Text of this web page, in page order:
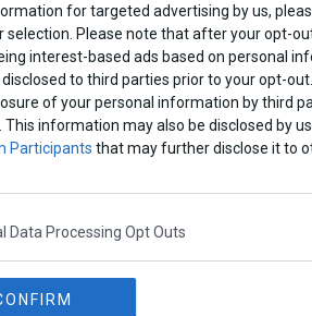
for targeted advertising by us,
selection. Please note that after your opt-
interest-based ads based on personal
to third parties prior to your opt-
of your personal information by third
This information may also be disclosed by
Participants that may further disclose it to
Data Processing Opt Outs